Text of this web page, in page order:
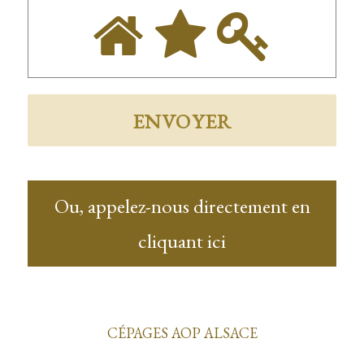
Ou, appelez-nous directement en
cliquant ici
CÉPAGES AOP ALSACE